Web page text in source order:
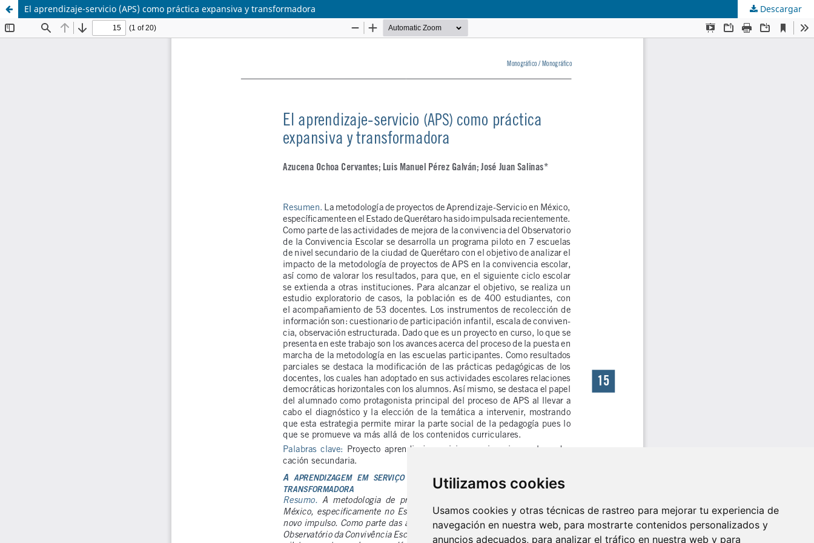
Utilizamos cookies
Usamos cookies y otras técnicas de rastreo para mejorar tu experiencia de
navegación en nuestra web, para mostrarte contenidos personalizados y
anuncios adecuados, para analizar el tráfico en nuestra web y para
El aprendizaje-servicio (APS) como práctica expansiva y transformadora Descargar